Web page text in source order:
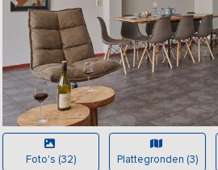
Foto's (32) Plattegronden (3)